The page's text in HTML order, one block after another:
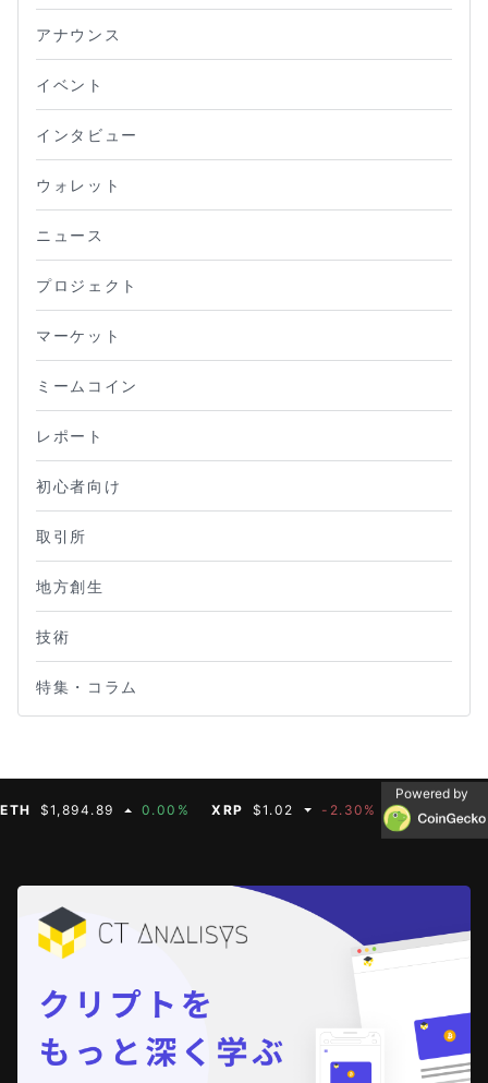
アナウンス
イベント
インタビュー
ウォレット
ニュース
プロジェクト
マーケット
ミームコイン
レポート
初心者向け
取引所
地方創生
技術
特集・コラム
$1,894.89 0.00% XRP $1.02 -2.30% BNB $587.07
Powered by